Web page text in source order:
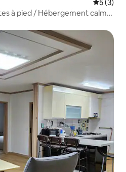
5 (3)
à pied / Hébergement calme